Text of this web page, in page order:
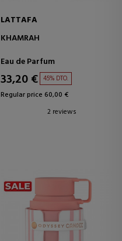
LATTAFA
KHAMRAH
Eau de Parfum
33,20 € 45% DTO.
Regular price 60,00 €
2 reviews